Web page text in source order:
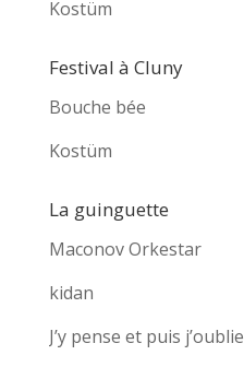
Kostüm
Festival à Cluny
Bouche bée
Kostüm
La guinguette
Maconov Orkestar
kidan
J’y pense et puis j’oublie